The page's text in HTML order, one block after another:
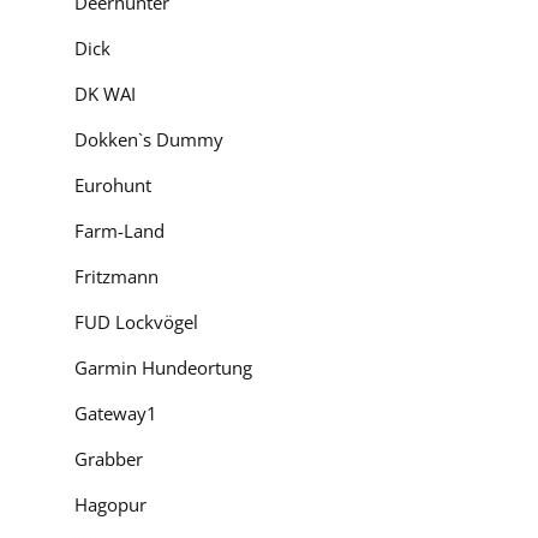
Dick
DK WAI
Dokken`s Dummy
Eurohunt
Farm-Land
Fritzmann
FUD Lockvögel
Garmin Hundeortung
Gateway1
Grabber
Hagopur
weiteren
Mit einem griffigen
Tritt auf unebenem
Gerne beraten wir